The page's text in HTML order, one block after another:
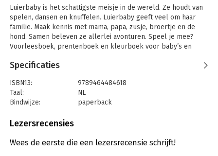
Luierbaby is het schattigste meisje in de wereld. Ze houdt van
spelen, dansen en knuffelen. Luierbaby geeft veel om haar
familie. Maak kennis met mama, papa, zusje, broertje en de
hond. Samen beleven ze allerlei avonturen. Speel je mee?
Voorleesboek, prentenboek en kleurboek voor baby’s en
heldere kleuren, en met korte teksten. Van elke illustratie is
kinderboek als nachtzoen voor het slapen gaan.
Specificaties
ISBN13:
9789464484618
Taal:
NL
Bindwijze:
paperback
Uitgever:
Verschijningsdatum:
3-1-2022
Lezersrecensies
Wees de eerste die een lezersrecensie schrijft!